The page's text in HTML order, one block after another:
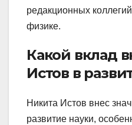
редакционных
физике.
Какой вклад
Истов в
Никита Истов внес
развитие науки,